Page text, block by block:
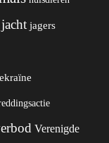
jacht jagers
Verenigde